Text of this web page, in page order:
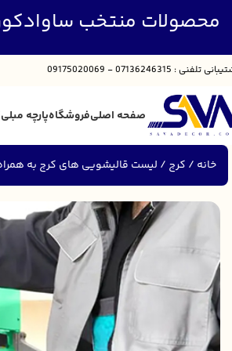
تیبانی تلفنی : 07136246315 - 09175020069
صفحه اصلیفروشگاهپارچه مبلی
خانه کرج لیست قالیشویی های کرج به
محصولات منتخب